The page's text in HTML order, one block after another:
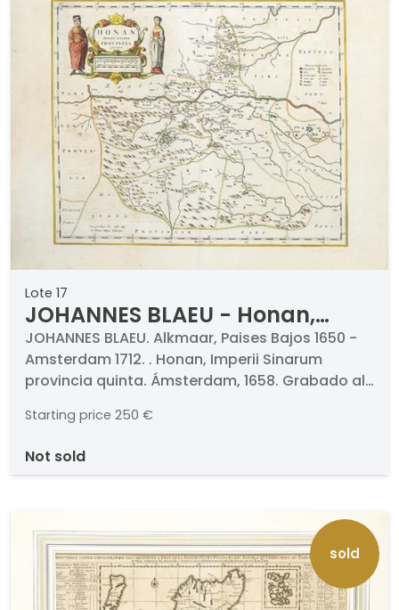
Lote 17
JOHANNES BLAEU - Honan,
Imperii Sinarum provincia
quinta
JOHANNES BLAEU. Alkmaar, Paises Bajos 1650 -
Amsterdam 1712. . Honan, Imperii Sinarum
provincia quinta. Ámsterdam, 1658. Grabado al
Medidas 410 x 490 mm plancha
Starting price 250 €
not sold
sold